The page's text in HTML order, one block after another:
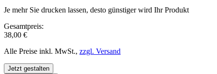
Je mehr Sie drucken lassen, desto günstiger wird Ihr Produkt
Gesamtpreis:
38,00 €
Alle Preise inkl. MwSt., zzgl. Versand
Jetzt gestalten